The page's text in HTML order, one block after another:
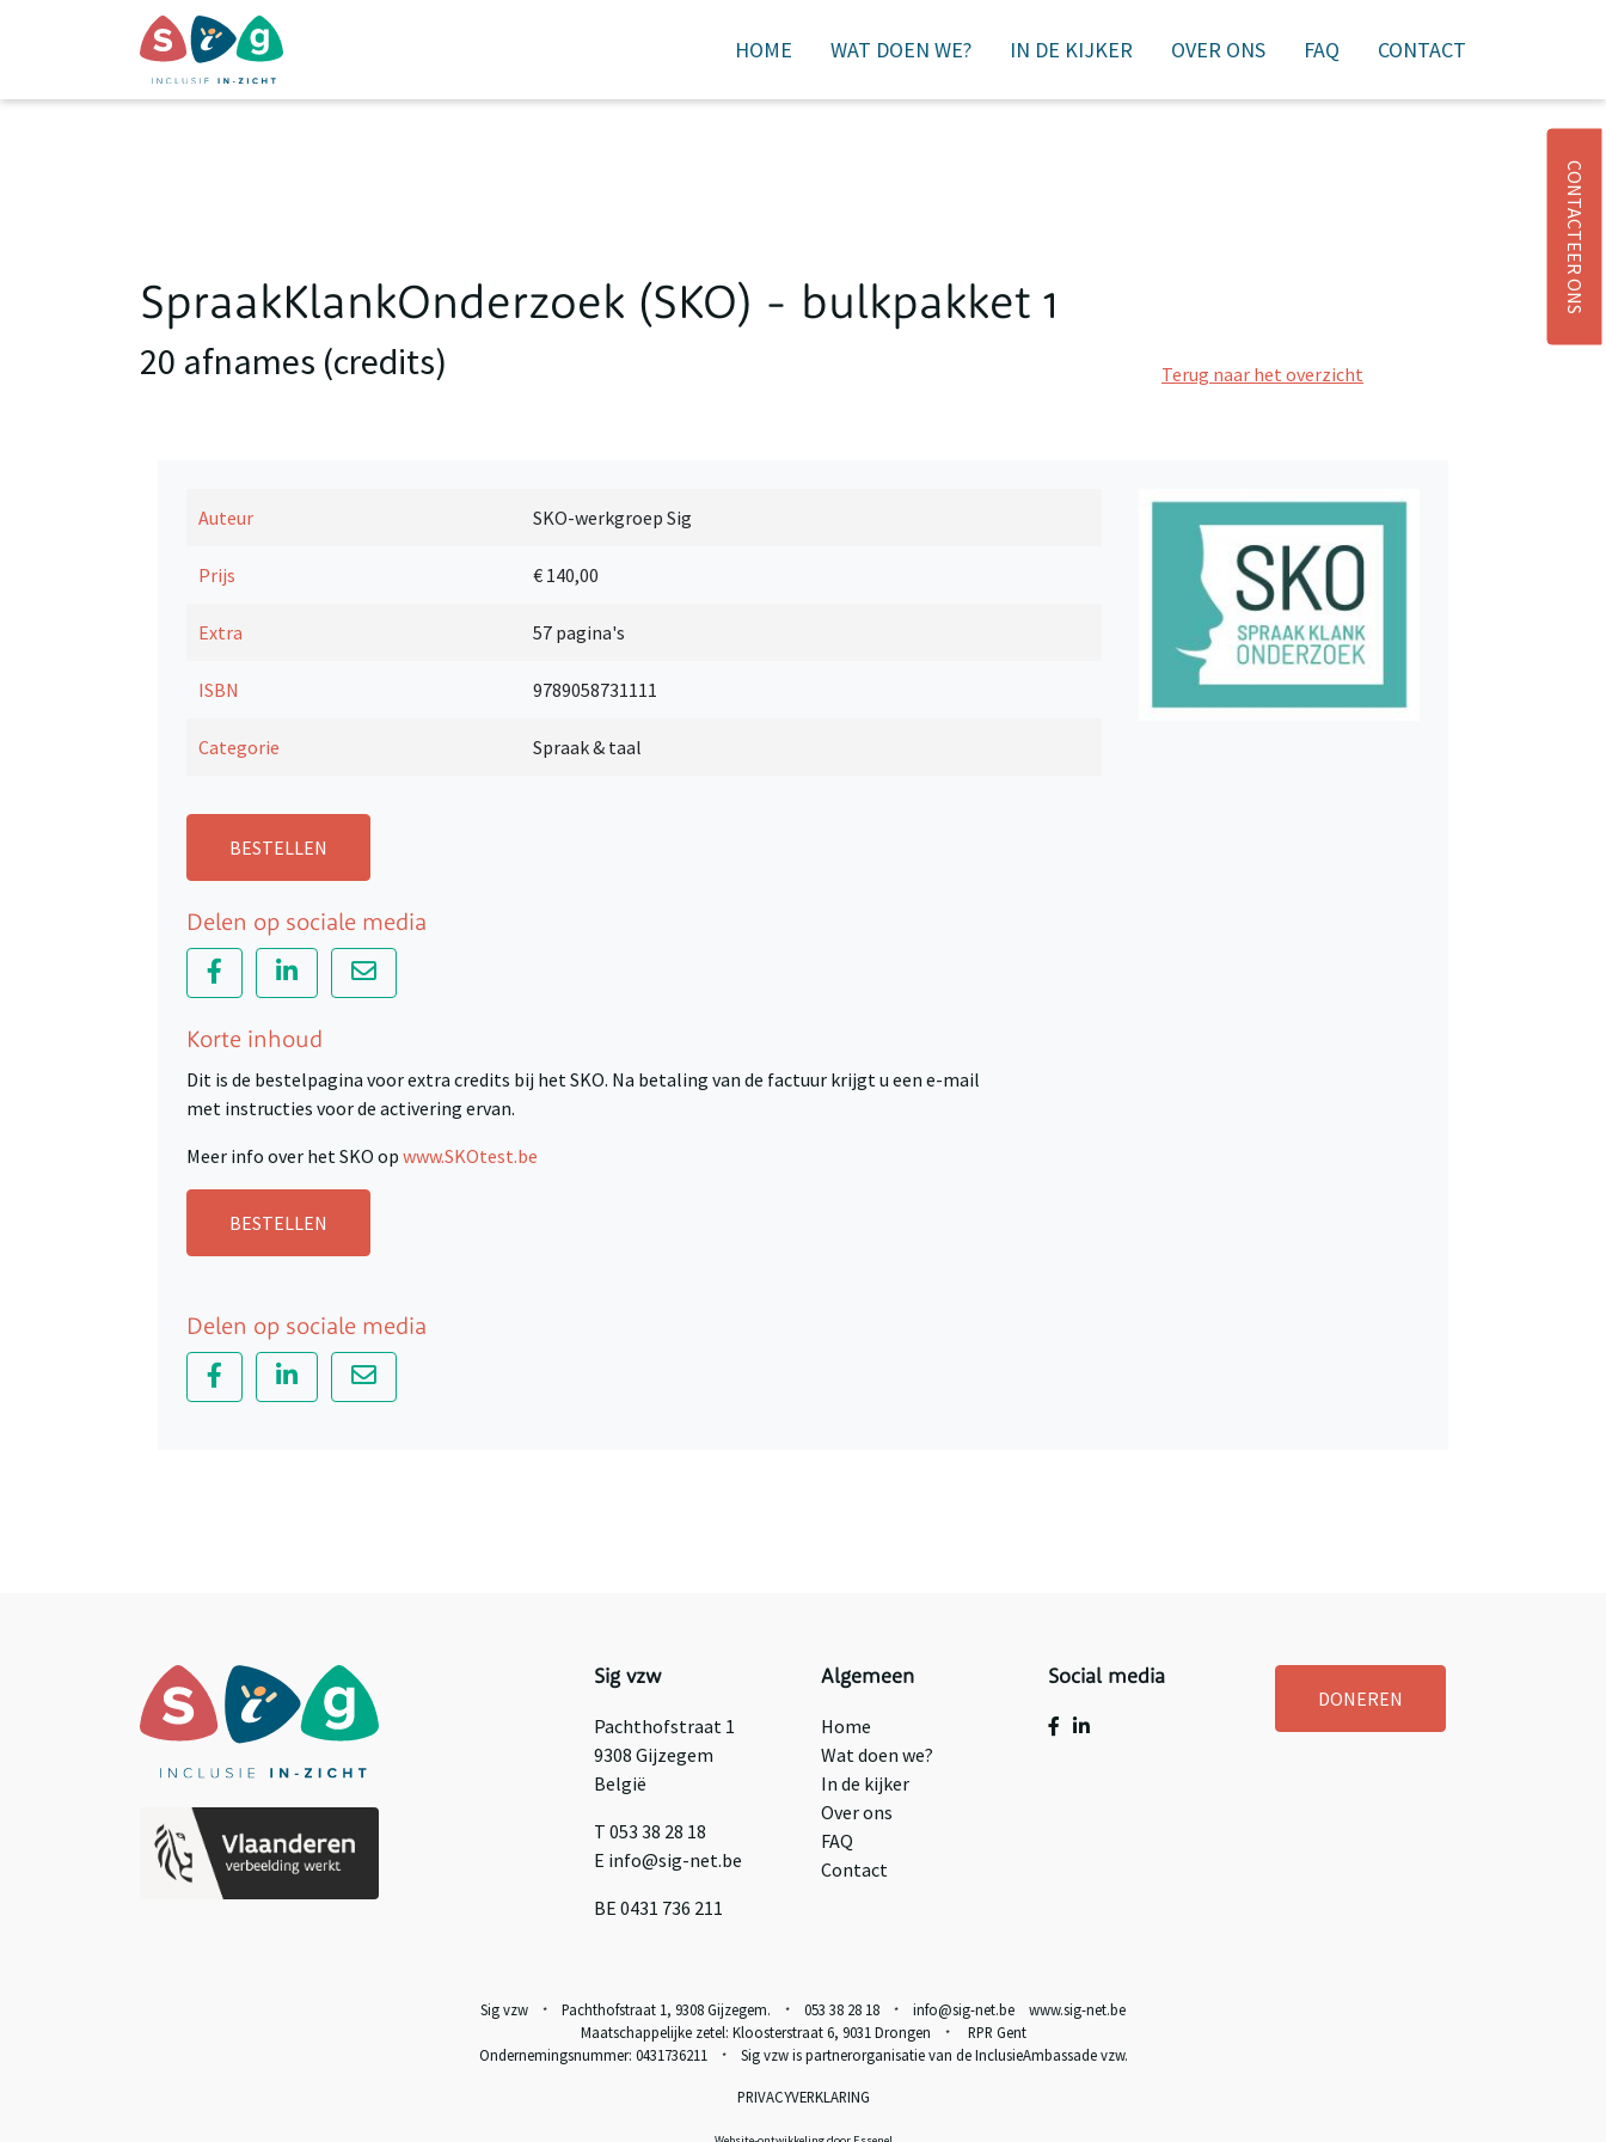
DONEREN NIEUWSBRIEF AANMELDEN WINKELMAND
HOME WAT DOEN WE? IN DE KIJKER OVER ONS FAQ CONTACT
SpraakKlankOnderzoek (SKO) - bulkpakket 1
20 afnames (credits) Terug naar het overzicht
Auteur SKO-werkgroep Sig
Prijs € 140,00
Extra 57 pagina's
ISBN 9789058731111
Categorie Spraak & taal
BESTELLEN
Delen op sociale media
Korte inhoud
Dit is de bestelpagina voor extra credits bij het SKO. Na betaling van de factuur krijgt u een e-mail
met instructies voor de activering ervan.
Meer info over het SKO op www.SKOtest.be
BESTELLEN
Delen op sociale media
Sig vzw
Pachthofstraat 1
9308 Gijzegem
België
T 053 38 28 18
E info@sig-net.be
BE 0431 736 211
Algemeen
Home
Wat doen we?
In de kijker
Over ons
FAQ
Contact
Social media
DONEREN
Sig vzw * Pachthofstraat 1, 9308 Gijzegem. * 053 38 28 18 *
info@sig-net.be www.sig-net.be
Maatschappelijke zetel: Kloosterstraat 6, 9031 Drongen
*RPR Gent
Ondernemingsnummer: 0431736211
*Sig vzw is partnerorganisatie van deInclusieAmbassade vzw.
PRIVACYVERKLARING
CONTACTEER ONS